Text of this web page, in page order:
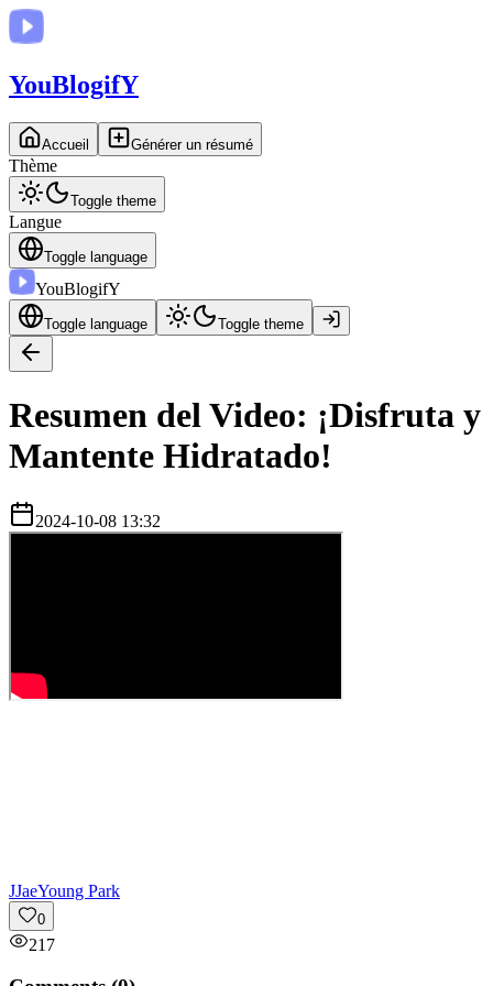
YouBlogifY
Accueil Générer un résumé
Thème
Toggle theme
Langue
Toggle language
YouBlogifY
Toggle language Toggle theme
Resumen del Video: ¡Disfruta y
Mantente Hidratado!
2024-10-08 13:32
JJaeYoung Park
0
217